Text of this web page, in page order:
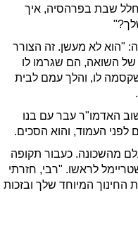
שבת בפרהסיה, איך
"הוא לא מעשן. זה הצורר
של השואה, הם שגרמו לו
לו, והלך עמם לבית
האדמו"ר עבר עם בנו
לפני העמוד, והוא הסכים.
מהשכונה. כעבור תקופה
לראשו. "רבי, חזרתי
המיוחד שלך ובזכות